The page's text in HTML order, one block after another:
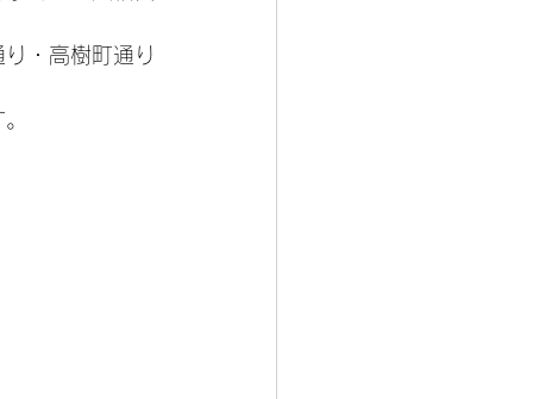
・高樹町通り